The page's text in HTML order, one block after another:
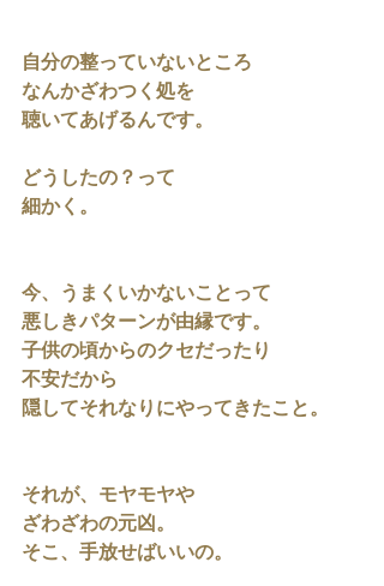
自分の整っていないところ
なんかざわつく処を
聴いてあげるんです。
どうしたの？って
細かく。
今、うまくいかないことって
悪しきパターンが由縁です。
子供の頃からのクセだったり
不安だから
隠してそれなりにやってきたこと。
それが、モヤモヤや
ざわざわの元凶。
そこ、手放せばいいの。